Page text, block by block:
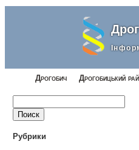
Дрогобич Дрогобицький
Рубрики